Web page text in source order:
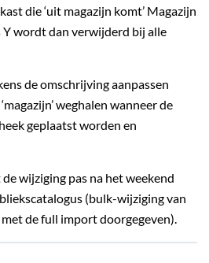
die ‘uit magazijn komt’ Magazijn
wordt dan verwijderd bij alle
de omschrijving aanpassen
weghalen wanneer de
geplaatst worden en
wijziging pas na het weekend
(bulk-wijziging van
de full import doorgegeven).